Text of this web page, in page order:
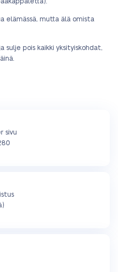
elämässä, mutta älä omista
sulje pois kaikki yksityiskohdat,
sivu